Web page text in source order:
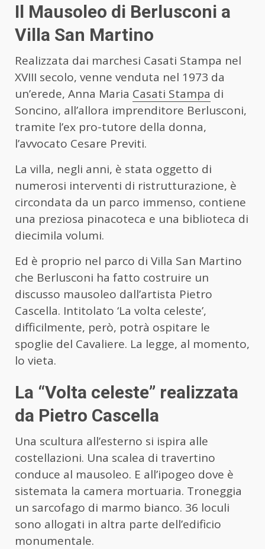
Il Mausoleo di Berlusconi a
Villa San Martino
Realizzata dai marchesi Casati Stampa nel
XVIII secolo, venne venduta nel 1973 da
un’erede, Anna Maria Casati Stampa di
Soncino, all’allora imprenditore Berlusconi,
tramite l’ex pro-tutore della donna,
l’avvocato Cesare Previti.
La villa, negli anni, è stata oggetto di
numerosi interventi di ristrutturazione, è
circondata da un parco immenso, contiene
una preziosa pinacoteca e una biblioteca di
diecimila volumi.
Ed è proprio nel parco di Villa San Martino
che Berlusconi ha fatto costruire un
discusso mausoleo dall’artista Pietro
Cascella. Intitolato ‘La volta celeste’,
difficilmente, però, potrà ospitare le
spoglie del Cavaliere. La legge, al momento,
lo vieta.
La “Volta celeste” realizzata
da Pietro Cascella
Una scultura all’esterno si ispira alle
costellazioni. Una scalea di travertino
conduce al mausoleo. E all’ipogeo dove è
sistemata la camera mortuaria. Troneggia
un sarcofago di marmo bianco. 36 loculi
sono allogati in altra parte dell’edificio
monumentale.